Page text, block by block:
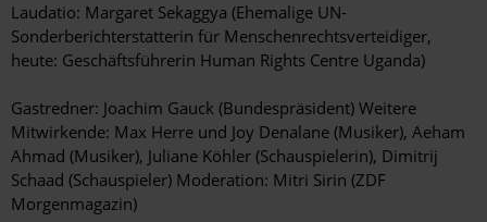
Laudatio: Margaret Sekaggya (Ehemalige UN-
Sonderberichterstatterin für Menschenrechtsverteidiger,
heute: Geschäftsführerin Human Rights Centre Uganda)
Gastredner: Joachim Gauck (Bundespräsident) Weitere
Mitwirkende: Max Herre und Joy Denalane (Musiker), Aeham
Ahmad (Musiker), Juliane Köhler (Schauspielerin), Dimitrij
Schaad (Schauspieler) Moderation: Mitri Sirin (ZDF
Morgenmagazin)